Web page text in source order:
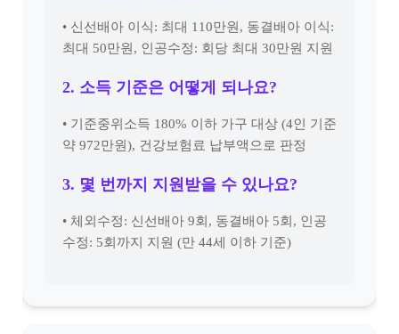
• 신선배아 이식: 최대 110만원, 동결배아 이식:
최대 50만원, 인공수정: 회당 최대 30만원 지원
2. 소득 기준은 어떻게 되나요?
• 기준중위소득 180% 이하 가구 대상 (4인 기준
약 972만원), 건강보험료 납부액으로 판정
3. 몇 번까지 지원받을 수 있나요?
• 체외수정: 신선배아 9회, 동결배아 5회, 인공
수정: 5회까지 지원 (만 44세 이하 기준)